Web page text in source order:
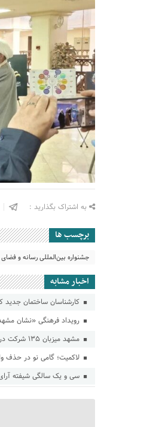
به اشتراک بگذارید :
برچسب ها
جشنواره بین‌المللی رسانه و
اخبار مشابه
کارشناسان ساختمان جدید
رویداد فرهنگی «نشان
مشهد میزبان ۱۳۵ شرکت در دو نمایشگاه تخصصی چاپ و صنایع غذایی
لاکمیت؛ گامی نو در حذف
سی و یک سالگی شیفته